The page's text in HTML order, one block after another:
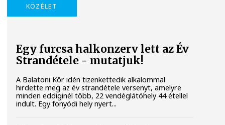
KÖZÉLET
Egy furcsa halkonzerv lett az Év
Strandétele - mutatjuk!
A Balatoni Kör idén tizenkettedik alkalommal
hirdette meg az év strandétele versenyt, amelyre
minden eddiginél több, 22 vendéglátóhely 44 étellel
indult. Egy fonyódi hely nyert...